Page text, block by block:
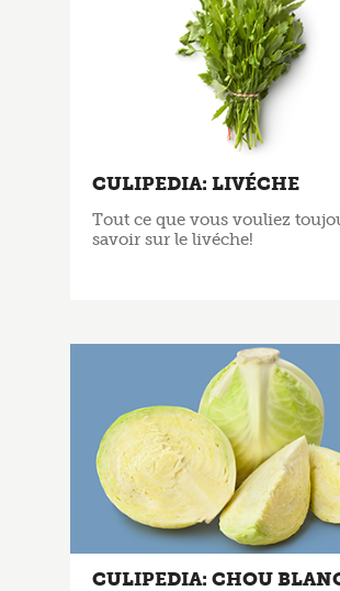
CULIPEDIA: LIVÉCHE
Tout ce que vous vouliez
savoir sur le livéche!
CULIPEDIA: CHOU